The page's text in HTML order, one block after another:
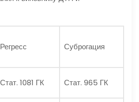
Регресс Суброгация
Стат. 1081 ГК Стат. 965 ГК